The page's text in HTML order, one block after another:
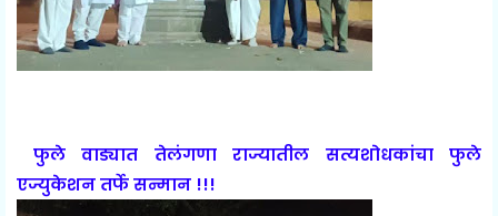
फुले वाड्यात तेलंगणा राज्यातील सत्यशोधकांचा फुले
एज्युकेशन तर्फे सन्मान !!!